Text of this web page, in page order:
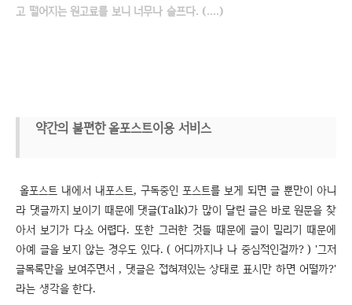
고 떨어지는 원고료를 보니 너무나 슬프다. (....)
약간의 불편한 올포스트이용 서비스
올포스트 내에서 내포스트, 구독중인 포스트를 보게 되면 글 뿐만이 아니
라 댓글까지 보이기 때문에 댓글(Talk)가 많이 달린 글은 바로 원문을 찾
아서 보기가 다소 어렵다. 또한 그러한 것들 때문에 글이 밀리기 때문에
아예 글을 보지 않는 경우도 있다. ( 어디까지나 나 중심적인걸까? ) '그저
글목록만을 보여주면서 , 댓글은 접혀져있는 상태로 표시만 하면 어떨까?'
라는 생각을 한다.